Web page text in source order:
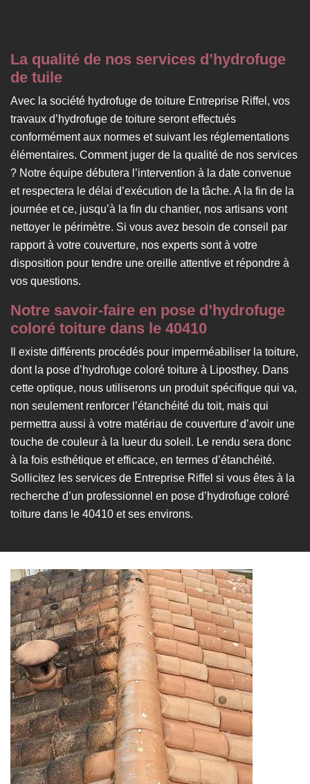
La qualité de nos services d’hydrofuge
de tuile
Avec la société hydrofuge de toiture Entreprise Riffel, vos
travaux d’hydrofuge de toiture seront effectués
conformément aux normes et suivant les réglementations
élémentaires. Comment juger de la qualité de nos services
? Notre équipe débutera l’intervention à la date convenue
et respectera le délai d’exécution de la tâche. A la fin de la
journée et ce, jusqu’à la fin du chantier, nos artisans vont
nettoyer le périmètre. Si vous avez besoin de conseil par
rapport à votre couverture, nos experts sont à votre
disposition pour tendre une oreille attentive et répondre à
vos questions.
Notre savoir-faire en pose d’hydrofuge
coloré toiture dans le 40410
Il existe différents procédés pour imperméabiliser la toiture,
dont la pose d’hydrofuge coloré toiture à Liposthey. Dans
cette optique, nous utiliserons un produit spécifique qui va,
non seulement renforcer l’étanchéité du toit, mais qui
permettra aussi à votre matériau de couverture d’avoir une
touche de couleur à la lueur du soleil. Le rendu sera donc
à la fois esthétique et efficace, en termes d’étanchéité.
Sollicitez les services de Entreprise Riffel si vous êtes à la
recherche d’un professionnel en pose d’hydrofuge coloré
toiture dans le 40410 et ses environs.